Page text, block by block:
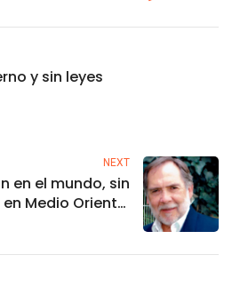
y sin leyes
NEXT
en el mundo, sin
Medio Oriente: